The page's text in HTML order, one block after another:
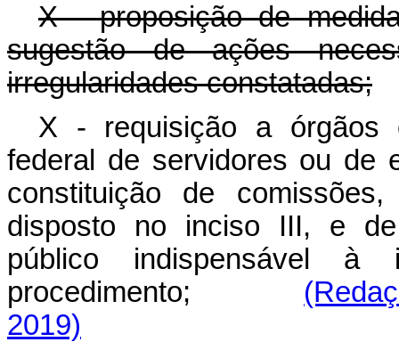
X - proposição de
sugestão de ações
irregularidades constatadas;
X - requisição a órgãos
federal de servidores ou de
constituição de
disposto no inciso III, e
público indispensável
procedimento;
2019)